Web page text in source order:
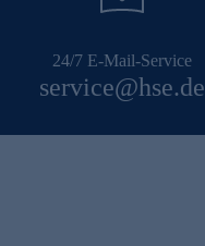
24/7 E-Mail-Service
service@hse.de